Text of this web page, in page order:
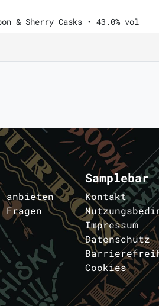
& Sherry Casks • 43.0% vol
anbieten
Fragen
Samplebar
Kontakt
Impressum
Datenschutz
Cookies